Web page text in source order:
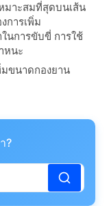
มาะสมที่สุดบนเส้น
การเพิ่ม
นการขับขี่ การใช้
หนะ
มขนาดกองยาน
?